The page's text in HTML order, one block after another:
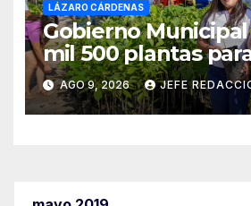
LÁZARO CÁRDENAS
Gobierno
mil 500 plantas
a la Jornada
Reforestación
AGO 9, 2026 JEFE